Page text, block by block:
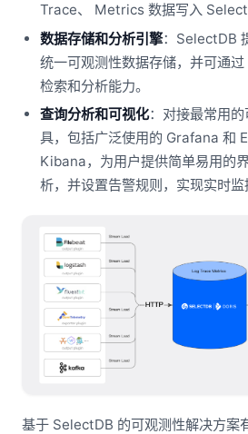
Trace、 Metrics 数据写入
数据存储和分析引擎：SelectDB
统一可观测性数据存储，并可通
检索和分析能力。
查询分析和可视化：对接最常用
具，包括广泛使用的 Grafana 和
Kibana，为用户提供简单易用的
析，并设置告警规则，实现实时监
基于 SelectDB 的可观测性解决方案